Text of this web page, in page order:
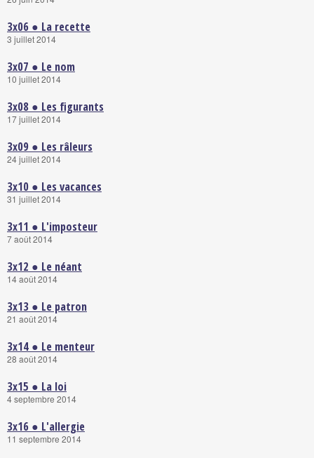
3x06 ● La recette
3 juillet 2014
3x07 ● Le nom
10 juillet 2014
3x08 ● Les figurants
17 juillet 2014
3x09 ● Les râleurs
24 juillet 2014
3x10 ● Les vacances
31 juillet 2014
3x11 ● L'imposteur
7 août 2014
3x12 ● Le néant
14 août 2014
3x13 ● Le patron
21 août 2014
3x14 ● Le menteur
28 août 2014
3x15 ● La loi
4 septembre 2014
3x16 ● L'allergie
11 septembre 2014